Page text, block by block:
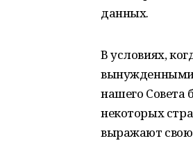
данных.
В условиях,
вынужденными
нашего Совета
некоторых
выражают